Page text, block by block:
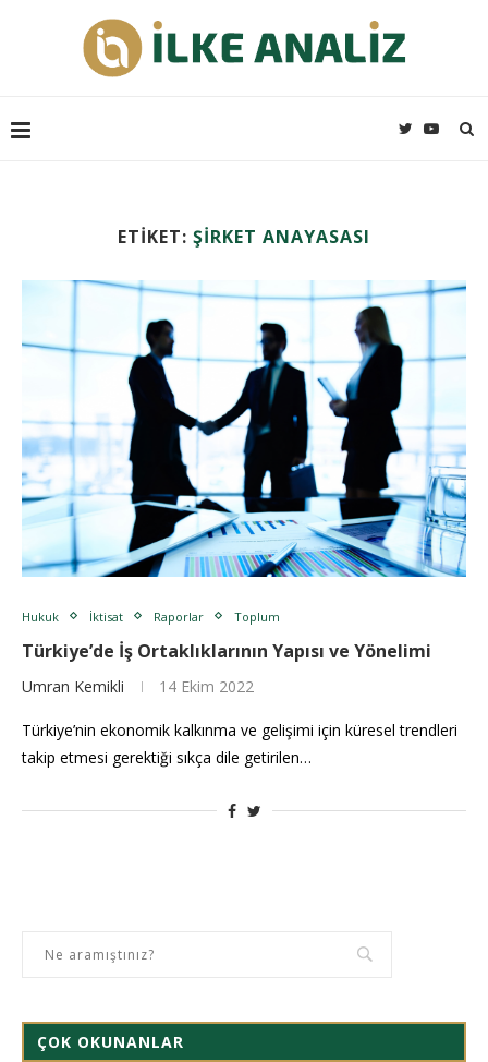
ETIKET: ŞIRKET ANAYASASI
Hukuk İktisat Raporlar Toplum
Türkiye’de İş Ortaklıklarının Yapısı ve Yönelimi
Umran Kemikli 14 Ekim 2022
Türkiye’nin ekonomik kalkınma ve gelişimi için küresel trendleri
takip etmesi gerektiği sıkça dile getirilen…
ÇOK OKUNANLAR